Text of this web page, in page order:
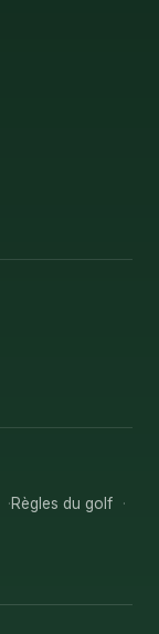
Règles du golf